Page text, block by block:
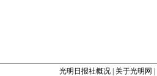
光明日报社概况 关于光明网